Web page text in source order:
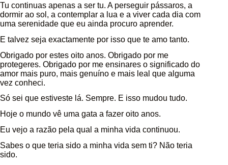
Tu continuas apenas a ser tu. A perseguir pássaros, a
dormir ao sol, a contemplar a lua e a viver cada dia com
uma serenidade que eu ainda procuro aprender.
E talvez seja exactamente por isso que te amo tanto.
Obrigado por estes oito anos. Obrigado por me
protegeres. Obrigado por me ensinares o significado do
amor mais puro, mais genuíno e mais leal que alguma
vez conheci.
Só sei que estiveste lá. Sempre. E isso mudou tudo.
Hoje o mundo vê uma gata a fazer oito anos.
Eu vejo a razão pela qual a minha vida continuou.
Sabes o que teria sido a minha vida sem ti? Não teria
sido.